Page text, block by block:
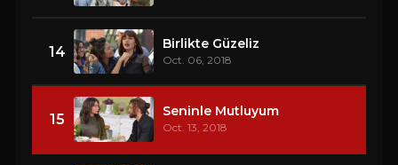
14 Birlikte Güzeliz
Oct. 06, 2018
15 Seninle Mutluyum
Oct. 13, 2018